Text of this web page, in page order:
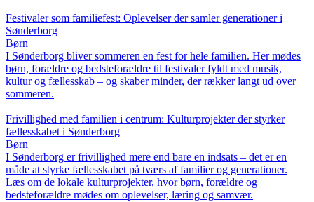
Festivaler som familiefest: Oplevelser der samler generationer i
Sønderborg
Børn
I Sønderborg bliver sommeren en fest for hele familien. Her mødes
børn, forældre og bedsteforældre til festivaler fyldt med musik,
kultur og fællesskab – og skaber minder, der rækker langt ud over
sommeren.
Frivillighed med familien i centrum: Kulturprojekter der styrker
fællesskabet i Sønderborg
Børn
I Sønderborg er frivillighed mere end bare en indsats – det er en
måde at styrke fællesskabet på tværs af familier og generationer.
Læs om de lokale kulturprojekter, hvor børn, forældre og
bedsteforældre mødes om oplevelser, læring og samvær.